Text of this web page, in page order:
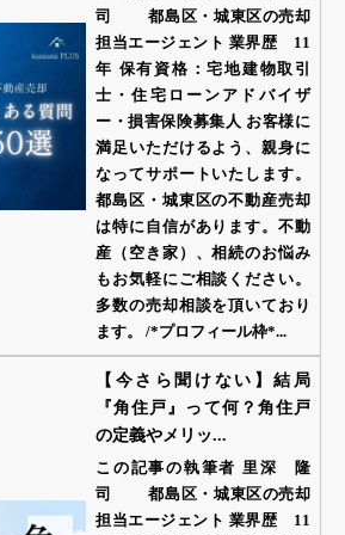
司 都島区・城東区の売却
担当エージェント 業界歴 11
年 保有資格：宅地建物取引
士・住宅ローンアドバイザ
ー・損害保険募集人 お客様に
満足いただけるよう、親身に
なってサポートいたします。
都島区・城東区の不動産売却
は特に自信があります。不動
産（空き家）、相続のお悩み
もお気軽にご相談ください。
多数の売却相談を頂いており
ます。 /*プロフィール枠*...
【今さら聞けない】結局
『角住戸』って何？角住戸
の定義やメリッ...
この記事の執筆者 里深 隆
司 都島区・城東区の売却
担当エージェント 業界歴 11